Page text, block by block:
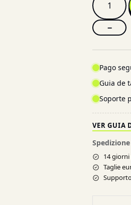
−
Pago
Guia de
Soporte
VER GUIA
14
Taglie